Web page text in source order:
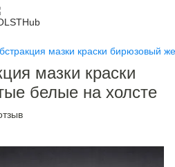
мазки краски бирюзовый
мазки краски
белые на холсте